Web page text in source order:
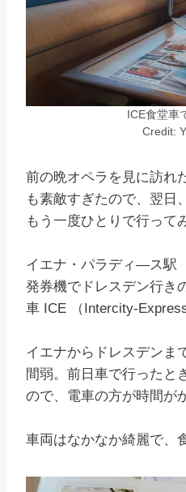
ICE食堂車
Credit:
前の晩オペラを見に訪れ
も素敵すぎたので、翌日
もう一度ひとりで行って
イエナ・パラディ―ス駅
発券機でドレスデン行き
車 ICE （Intercity-
イエナからドレスデンま
間弱。前日車で行ったと
ので、電車の方が時間が
車両はなかなか綺麗で、